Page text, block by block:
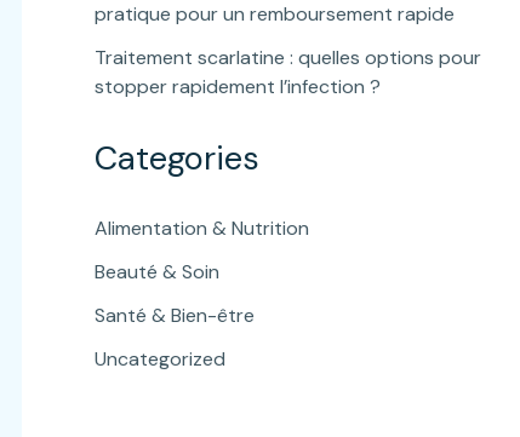
pratique pour un remboursement rapide
Traitement scarlatine : quelles options pour
stopper rapidement l’infection ?
Categories
Alimentation & Nutrition
Beauté & Soin
Santé & Bien-être
Uncategorized